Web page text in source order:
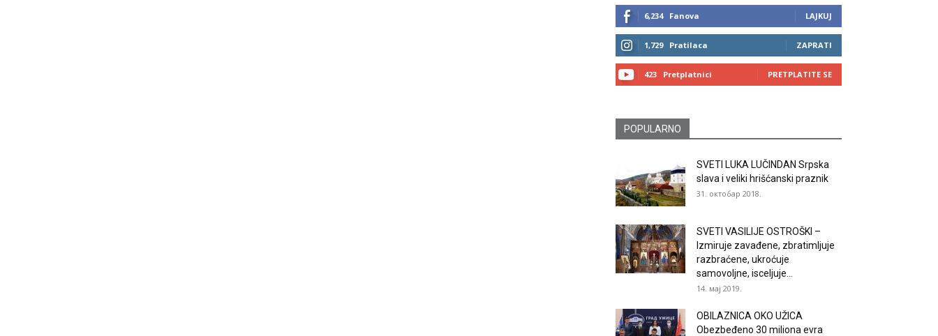
6,234 Fanova LAJKUJ
1,729 Pratilaca ZAPRATI
423 Pretplatnici PRETPLATITE SE
POPULARNO
SVETI LUKA LUČINDAN Srpska
slava i veliki hrišćanski praznik
31. октобар 2018.
SVETI VASILIJE OSTROŠKI –
Izmiruje zavađene, zbratimljuje
razbraćene, ukroćuje
samovoljne, isceljuje...
14. мај 2019.
OBILAZNICA OKO UŽICA
Obezbeđeno 30 miliona evra